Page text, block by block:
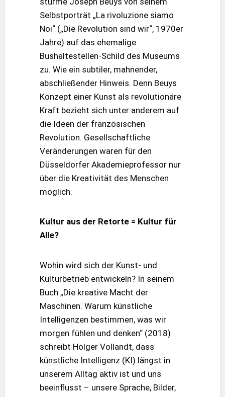
Selbstporträt „La rivoluzione siamo
Noi“ („Die Revolution sind wir“, 1970er
Jahre) auf das ehemalige
Bushaltestellen-Schild des Museums
zu. Wie ein subtiler, mahnender,
abschließender Hinweis. Denn Beuys
Konzept einer Kunst als revolutionäre
Kraft bezieht sich unter anderem auf
die Ideen der französischen
Revolution. Gesellschaftliche
Veränderungen waren für den
Düsseldorfer Akademieprofessor nur
über die Kreativität des Menschen
möglich.
Kultur aus der Retorte = Kultur für
Alle?
Wohin wird sich der Kunst- und
Kulturbetrieb entwickeln? In seinem
Buch „Die kreative Macht der
Maschinen. Warum künstliche
Intelligenzen bestimmen, was wir
morgen fühlen und denken“ (2018)
schreibt Holger Vollandt, dass
künstliche Intelligenz (KI) längst in
unserem Alltag aktiv ist und uns
beeinflusst – unsere Sprache, Bilder,